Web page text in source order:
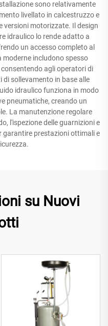
sono relativamente
livellato in calcestruzzo e
versioni motorizzate. Il design
idraulico lo rende adatto a
un accesso completo al
moderne includono spesso
agli operatori di
di sollevamento in base alle
idraulico funziona in modo
pneumatiche, creando un
La manutenzione regolare
l'ispezione delle guarnizioni e
garantire prestazioni ottimali e
su Nuovi